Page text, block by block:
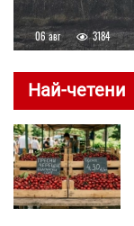
06 авг 3184
Най-четени